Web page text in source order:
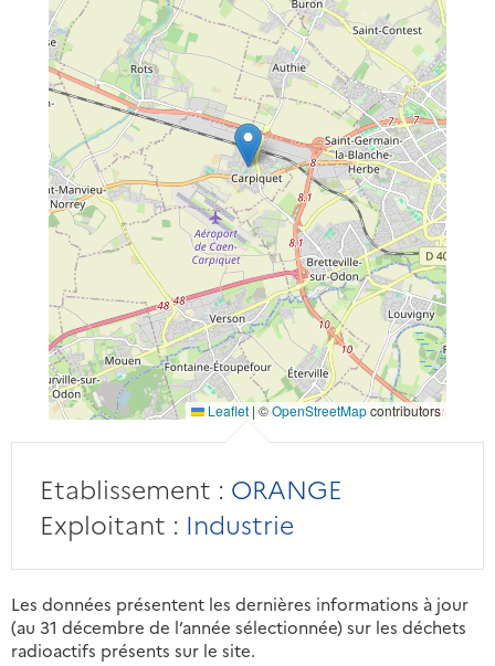
Leaflet | ©OpenStreetMapcontributors
Etablissement : ORANGE
Exploitant : Industrie
Les données présentent les dernières informations à jour
(au 31 décembre de l’année sélectionnée) sur les déchets
radioactifs présents sur le site.